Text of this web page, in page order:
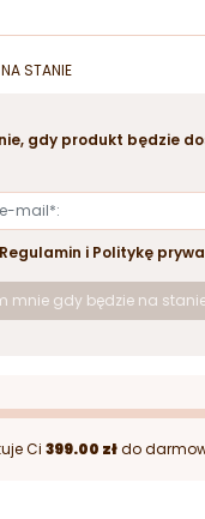
STANIE
gdy produkt będzie
Regulamin i Politykę
mnie gdy będzie na
Ci 399.00 złdo